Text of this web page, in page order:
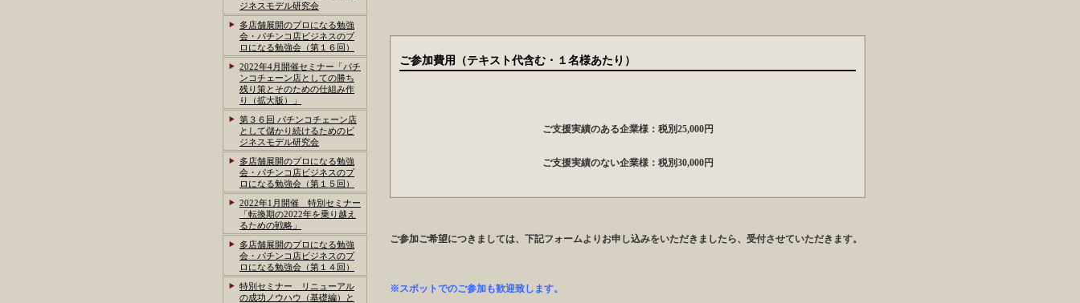
ご参加費用（テキスト代含む・１名様あたり）
ご支援実績のある企業様：税別25,000円
ご支援実績のない企業様：税別30,000円
ご参加ご希望につきましては、下記フォームよりお申し込みをいただきましたら、受付させていただきます。
※スポットでのご参加も歓迎致します。
ジネスモデル研究会
多店舗展開のプロになる勉強
会・パチンコ店ビジネスのプ
ロになる勉強会（第１６回）
2022年4月開催セミナー「パチ
ンコチェーン店としての勝ち
残り策とそのための仕組み作
り（拡大版）」
第３６回 パチンコチェーン店
として儲かり続けるためのビ
ジネスモデル研究会
多店舗展開のプロになる勉強
会・パチンコ店ビジネスのプ
ロになる勉強会（第１５回）
2022年1月開催 特別セミナー
「転換期の2022年を乗り越え
るための戦略」
多店舗展開のプロになる勉強
会・パチンコ店ビジネスのプ
ロになる勉強会（第１４回）
特別セミナー リニューアル
の成功ノウハウ（基礎編）と